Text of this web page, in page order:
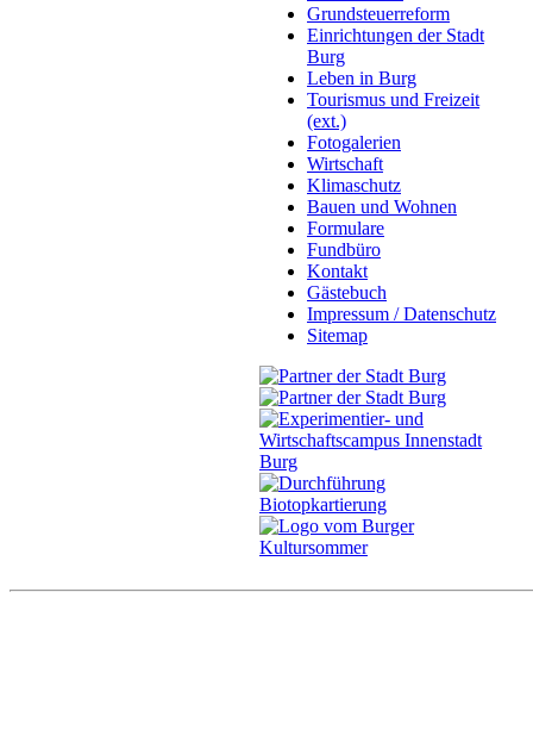
Grundsteuerreform
Einrichtungen der Stadt
Burg
Leben in Burg
Tourismus und Freizeit
(ext.)
Fotogalerien
Wirtschaft
Klimaschutz
Bauen und Wohnen
Formulare
Fundbüro
Kontakt
Gästebuch
Impressum / Datenschutz
Sitemap